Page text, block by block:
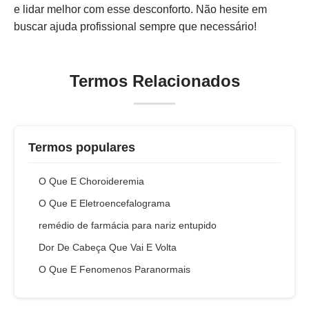
e lidar melhor com esse desconforto. Não hesite em
buscar ajuda profissional sempre que necessário!
Termos Relacionados
Termos populares
O Que E Choroideremia
O Que E Eletroencefalograma
remédio de farmácia para nariz entupido
Dor De Cabeça Que Vai E Volta
O Que E Fenomenos Paranormais